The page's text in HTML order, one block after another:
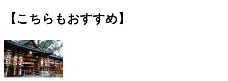
【こちらもおすすめ】